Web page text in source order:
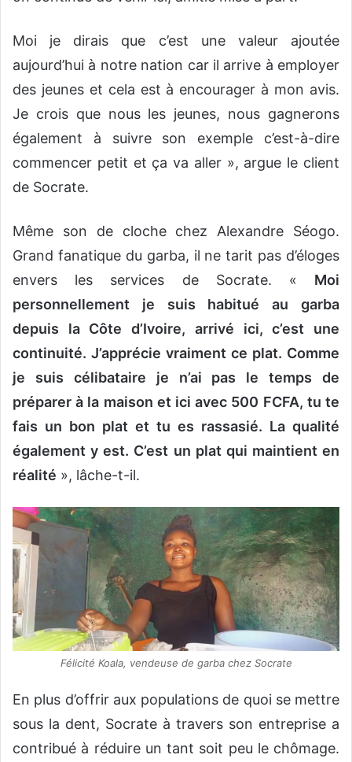
Moi je dirais que c’est une valeur ajoutée
aujourd’hui à notre nation car il arrive à employer
des jeunes et cela est à encourager à mon avis.
Je crois que nous les jeunes, nous gagnerons
également à suivre son exemple c’est-à-dire
commencer petit et ça va aller », argue le client
de Socrate.
Même son de cloche chez Alexandre Séogo.
Grand fanatique du garba, il ne tarit pas d’éloges
envers les services de Socrate. « Moi
personnellement je suis habitué au garba
depuis la Côte d’Ivoire, arrivé ici, c’est une
continuité. J’apprécie vraiment ce plat. Comme
je suis célibataire je n’ai pas le temps de
préparer à la maison et ici avec 500 FCFA, tu te
fais un bon plat et tu es rassasié. La qualité
également y est. C’est un plat qui maintient en
réalité », lâche-t-il.
Félicité Koala, vendeuse de garba chez Socrate
En plus d’offrir aux populations de quoi se mettre
sous la dent, Socrate à travers son entreprise a
contribué à réduire un tant soit peu le chômage.